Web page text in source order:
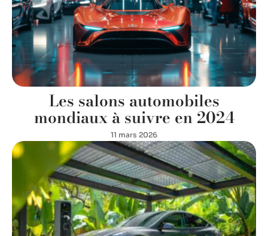
Les salons automobiles
mondiaux à suivre en 2024
11 mars 2026